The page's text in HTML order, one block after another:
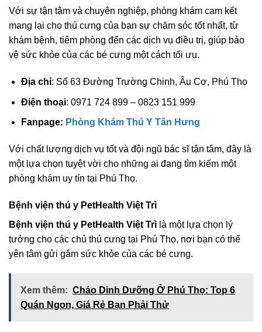
Với sự tận tâm và chuyên nghiệp, phòng khám cam kết
mang lại cho thú cưng của bạn sự chăm sóc tốt nhất, từ
khám bệnh, tiêm phòng đến các dịch vụ điều trị, giúp bảo
vệ sức khỏe của các bé cưng một cách tối ưu.
Địa chỉ: Số 63 Đường Trường Chinh, Âu Cơ, Phú Thọ
Điện thoại: 0971 724 899 – 0823 151 999
Fanpage: Phòng Khám Thú Y Tân Hưng
Với chất lượng dịch vụ tốt và đội ngũ bác sĩ tận tâm, đây là
một lựa chọn tuyệt vời cho những ai đang tìm kiếm một
phòng khám uy tín tại Phú Thọ.
Bệnh viện thú y PetHealth Việt Trì
Bệnh viện thú y PetHealth Việt Trì là một lựa chọn lý
tưởng cho các chủ thú cưng tại Phú Thọ, nơi bạn có thể
yên tâm gửi gắm sức khỏe của các bé cưng.
Xem thêm: Cháo Dinh Dưỡng Ở Phú Thọ: Top 6
Quán Ngon, Giá Rẻ Bạn Phải Thử